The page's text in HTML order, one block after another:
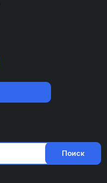
Поиск